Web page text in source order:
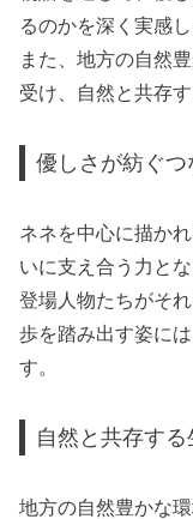
るのかを深く実感し
また、地方の自然
受け、自然と共存
優しさが紡ぐつ
ネネを中心に描か
いに支え合う力と
登場人物たちがそ
歩を踏み出す姿に
す。
自然と共存す
地方の自然豊かな